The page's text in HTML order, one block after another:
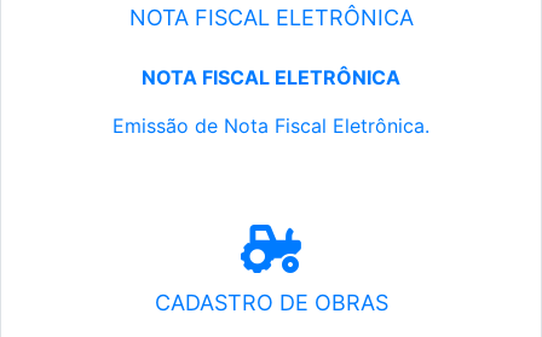
NOTA FISCAL ELETRÔNICA
NOTA FISCAL ELETRÔNICA
Emissão de Nota Fiscal Eletrônica.
CADASTRO DE OBRAS